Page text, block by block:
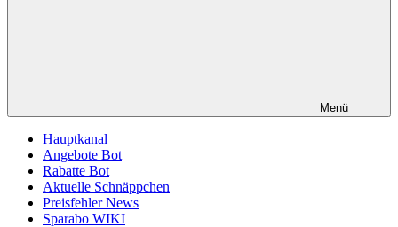
Menü
Hauptkanal
Angebote Bot
Rabatte Bot
Aktuelle Schnäppchen
Preisfehler News
Sparabo WIKI